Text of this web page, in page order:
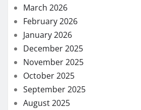
March 2026
February 2026
January 2026
December 2025
November 2025
October 2025
September 2025
August 2025